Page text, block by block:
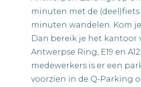
minuten met de
minuten wandelen. Kom
Dan bereik je het kantoor
Antwerpse Ring, E19 en
medewerkers is er een
voorzien in de Q-Parking